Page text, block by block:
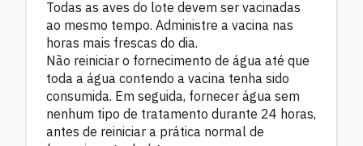
Todas as aves do lote devem ser vacinadas
ao mesmo tempo. Administre a vacina nas
horas mais frescas do dia.
Não reiniciar o fornecimento de água até que
toda a água contendo a vacina tenha sido
consumida. Em seguida, fornecer água sem
nenhum tipo de tratamento durante 24 horas,
antes de reiniciar a prática normal de